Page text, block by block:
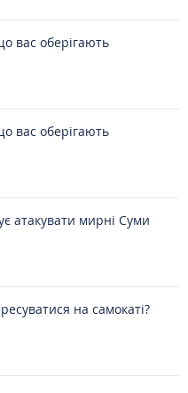
вас оберігають
вас оберігають
атакувати мирні Суми
на самокаті?